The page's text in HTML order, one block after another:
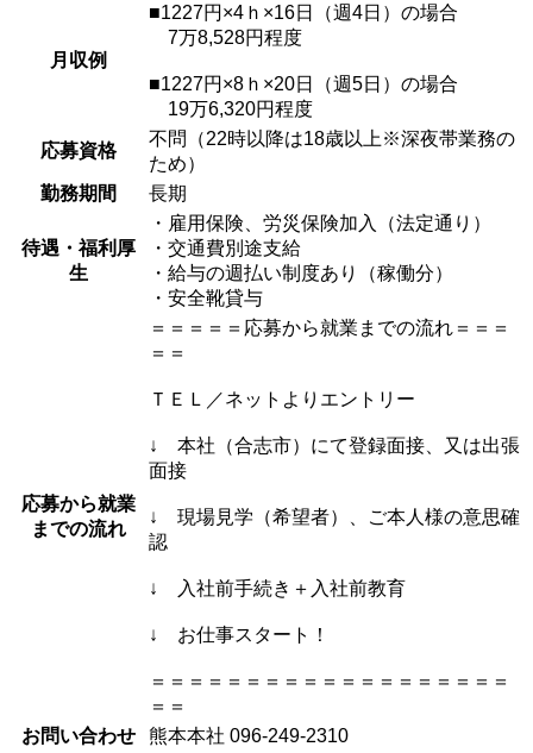
月収例
■1227円×4ｈ×16日（週4日）の場合
7万8,528円程度
■1227円×8ｈ×20日（週5日）の場合
19万6,320円程度
応募資格
不問（22時以降は18歳以上※深夜帯業務の
ため）
勤務期間
長期
待遇・福利厚
生
・雇用保険、労災保険加入（法定通り）
・交通費別途支給
・給与の週払い制度あり（稼働分）
・安全靴貸与
応募から就業
までの流れ
＝＝＝＝＝応募から就業までの流れ＝＝＝
＝＝
ＴＥＬ／ネットよりエントリー
↓ 本社（合志市）にて登録面接、又は出張
面接
↓ 現場見学（希望者）、ご本人様の意思確
認
↓ 入社前手続き＋入社前教育
↓ お仕事スタート！
＝＝＝＝＝＝＝＝＝＝＝＝＝＝＝＝＝＝＝
＝＝
お問い合わせ
熊本本社 096-249-2310